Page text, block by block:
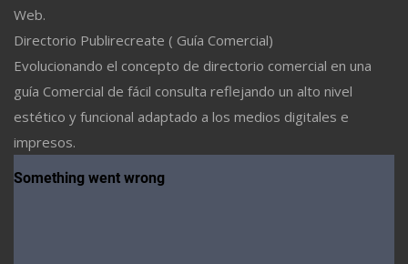
Web.
Directorio Publirecreate ( Guía Comercial)
Evolucionando el concepto de directorio comercial en una
guía Comercial de fácil consulta reflejando un alto nivel
estético y funcional adaptado a los medios digitales e
impresos.